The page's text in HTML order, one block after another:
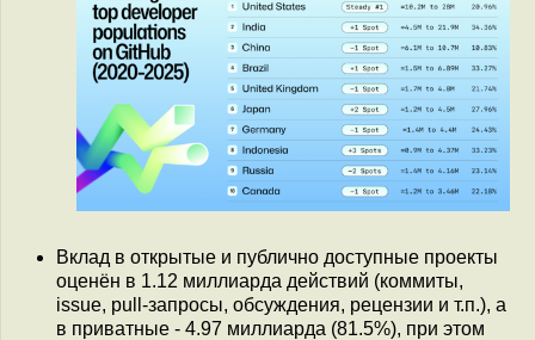
Вклад в открытые и публично доступные проекты
оценён в 1.12 миллиарда действий (коммиты,
issue, pull-запросы, обсуждения, рецензии и т.п.), а
в приватные - 4.97 миллиарда (81.5%), при этом